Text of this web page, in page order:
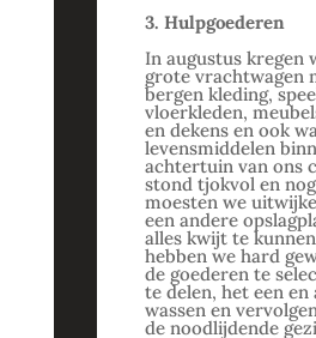
3. Hulpgoederen
In augustus kregen
grote vrachtwagen
bergen kleding,
vloerkleden,
en dekens en ook
levensmiddelen
achtertuin van ons
stond tjokvol en nog
moesten we
een andere
alles kwijt te
hebben we hard
de goederen te
te delen, het een en
wassen en
de noodlijdende